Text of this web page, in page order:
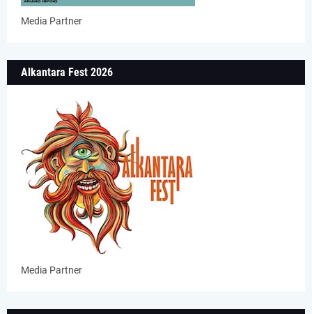
Media Partner
Alkantara Fest 2026
Media Partner